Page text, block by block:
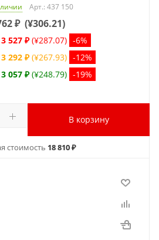
Арт.: 437 150
₽ (¥306.21)
3 527 ₽ (¥287.07) -6%
3 292 ₽ (¥267.93) -12%
3 057 ₽ (¥248.79) -19%
В корзину
стоимость 18 810 ₽